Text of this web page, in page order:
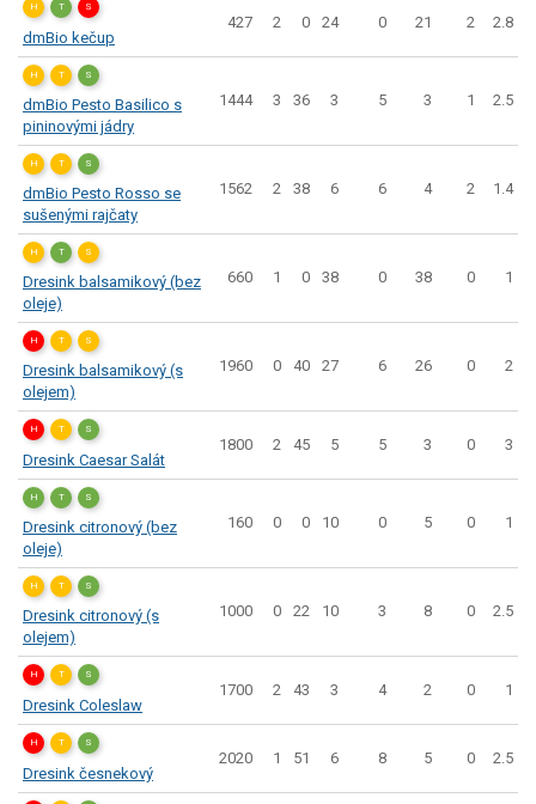
H T S
dmBio kečup
427 2 0 24 0 21 2 2.8
H T S
dmBio Pesto Basilico s
pininovými jádry
1444 3 36 3 5 3 1 2.5
H T S
dmBio Pesto Rosso se
sušenými rajčaty
1562 2 38 6 6 4 2 1.4
H T S
Dresink balsamikový (bez
oleje)
660 1 0 38 0 38 0 1
H T S
Dresink balsamikový (s
olejem)
1960 0 40 27 6 26 0 2
H T S
Dresink Caesar Salát
1800 2 45 5 5 3 0 3
H T S
Dresink citronový (bez
oleje)
160 0 0 10 0 5 0 1
H T S
Dresink citronový (s
olejem)
1000 0 22 10 3 8 0 2.5
H T S
Dresink Coleslaw
1700 2 43 3 4 2 0 1
H T S
Dresink česnekový
2020 1 51 6 8 5 0 2.5